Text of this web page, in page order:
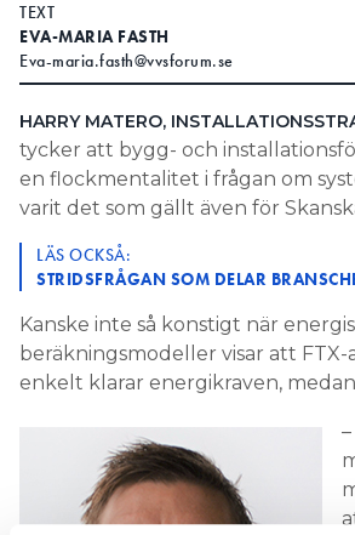
TEXT
EVA-MARIA FASTH
Eva-maria.fasth@vvsforum.se
HARRY MATERO,
tycker att bygg- och
en flockmentalitet i frågan om
varit det som gällt även för
LÄS OCKSÅ:
STRIDSFRÅGAN SOM DELAR
Kanske inte så konstigt när
beräkningsmodeller visar att
enkelt klarar energikraven,